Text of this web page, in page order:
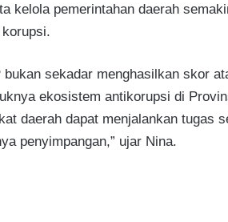
kelola pemerintahan daerah
bukan sekadar menghasilkan skor
ekosistem antikorupsi di
daerah dapat menjalankan tugas
penyimpangan,” ujar Nina.